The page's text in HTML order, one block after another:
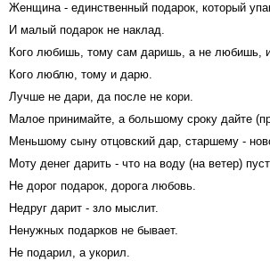
Женщина - единственный подарок, который
И малый подарок не наклад.
Кого любишь, тому сам даришь, а не любишь,
Кого люблю, тому и дарю.
Лучше не дари, да после не кори.
Малое принимайте, а большому сроку дайте
Меньшому сыну отцовский дар, старшему -
Моту денег дарить - что на воду (на ветер)
Не дорог подарок, дорога любовь.
Недруг дарит - зло мыслит.
Ненужных подарков не бывает.
Не подарил, а укорил.